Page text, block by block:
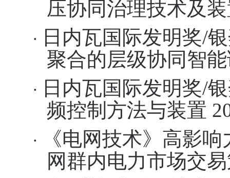
压协同治理技术及
· 日内瓦国际发明奖/
聚合的层级协同智
· 日内瓦国际发明奖/
频控制方法与装置
·
《电网技术》高影
网群内电力市场交